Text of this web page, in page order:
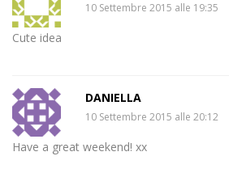
10 Settembre 2015 alle 19:35
Cute idea
DANIELLA
10 Settembre 2015 alle 20:12
Have a great weekend! xx